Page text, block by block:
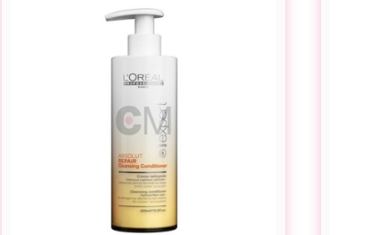
Conditioner
cheveux
très
abîmés
-
Absolut
Repair
Lipidium